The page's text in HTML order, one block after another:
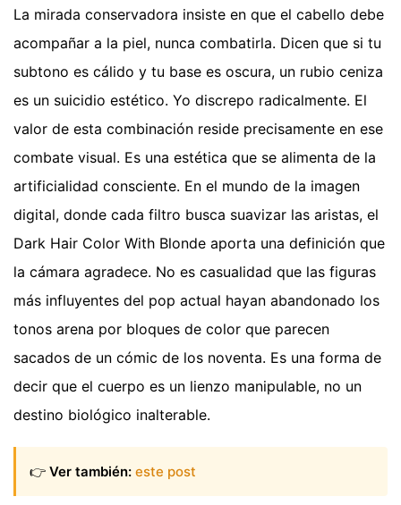
La mirada conservadora insiste en que el cabello debe
acompañar a la piel, nunca combatirla. Dicen que si tu
subtono es cálido y tu base es oscura, un rubio ceniza
es un suicidio estético. Yo discrepo radicalmente. El
valor de esta combinación reside precisamente en ese
combate visual. Es una estética que se alimenta de la
artificialidad consciente. En el mundo de la imagen
digital, donde cada filtro busca suavizar las aristas, el
Dark Hair Color With Blonde aporta una definición que
la cámara agradece. No es casualidad que las figuras
más influyentes del pop actual hayan abandonado los
tonos arena por bloques de color que parecen
sacados de un cómic de los noventa. Es una forma de
decir que el cuerpo es un lienzo manipulable, no un
destino biológico inalterable.
👉 Ver también: este post